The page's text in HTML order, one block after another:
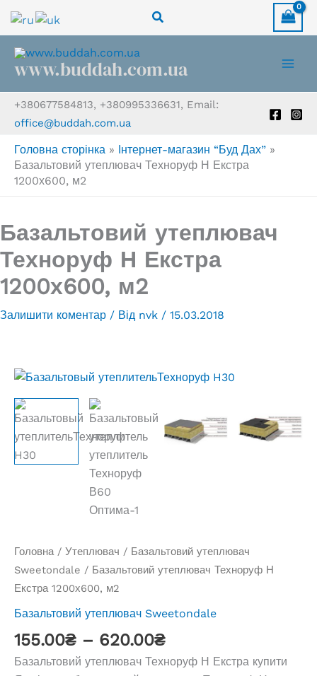
Перейти
до
вмісту
Пошук
www.buddah.com.ua
+380677584813, +380995336631, Email:
office@buddah.com.ua
Головна сторінка » Інтернет-магазин “Буд Дах” »
Базальтовий утеплювач Техноруф Н Екстра
1200х600, м2
Базальтовий утеплювач
Техноруф Н Екстра
1200х600, м2
Залишити коментар / Від nvk / 15.03.2018
Головна/ Утеплювач / Базальтовий утеплювач
Sweetondale / Базальтовий утеплювач Техноруф Н
Екстра 1200х600, м2
Базальтовий утеплювач Sweetondale
155.00₴ – 620.00₴Діапазон
цін:
Базальтовий утеплювач Техноруф Н Екстра купити